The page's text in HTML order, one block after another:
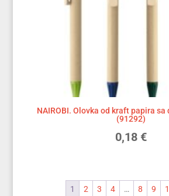
NAIROBI. Olovka od kraft papira
(91292)
0,18 €
1 2 3 4 … 8 9